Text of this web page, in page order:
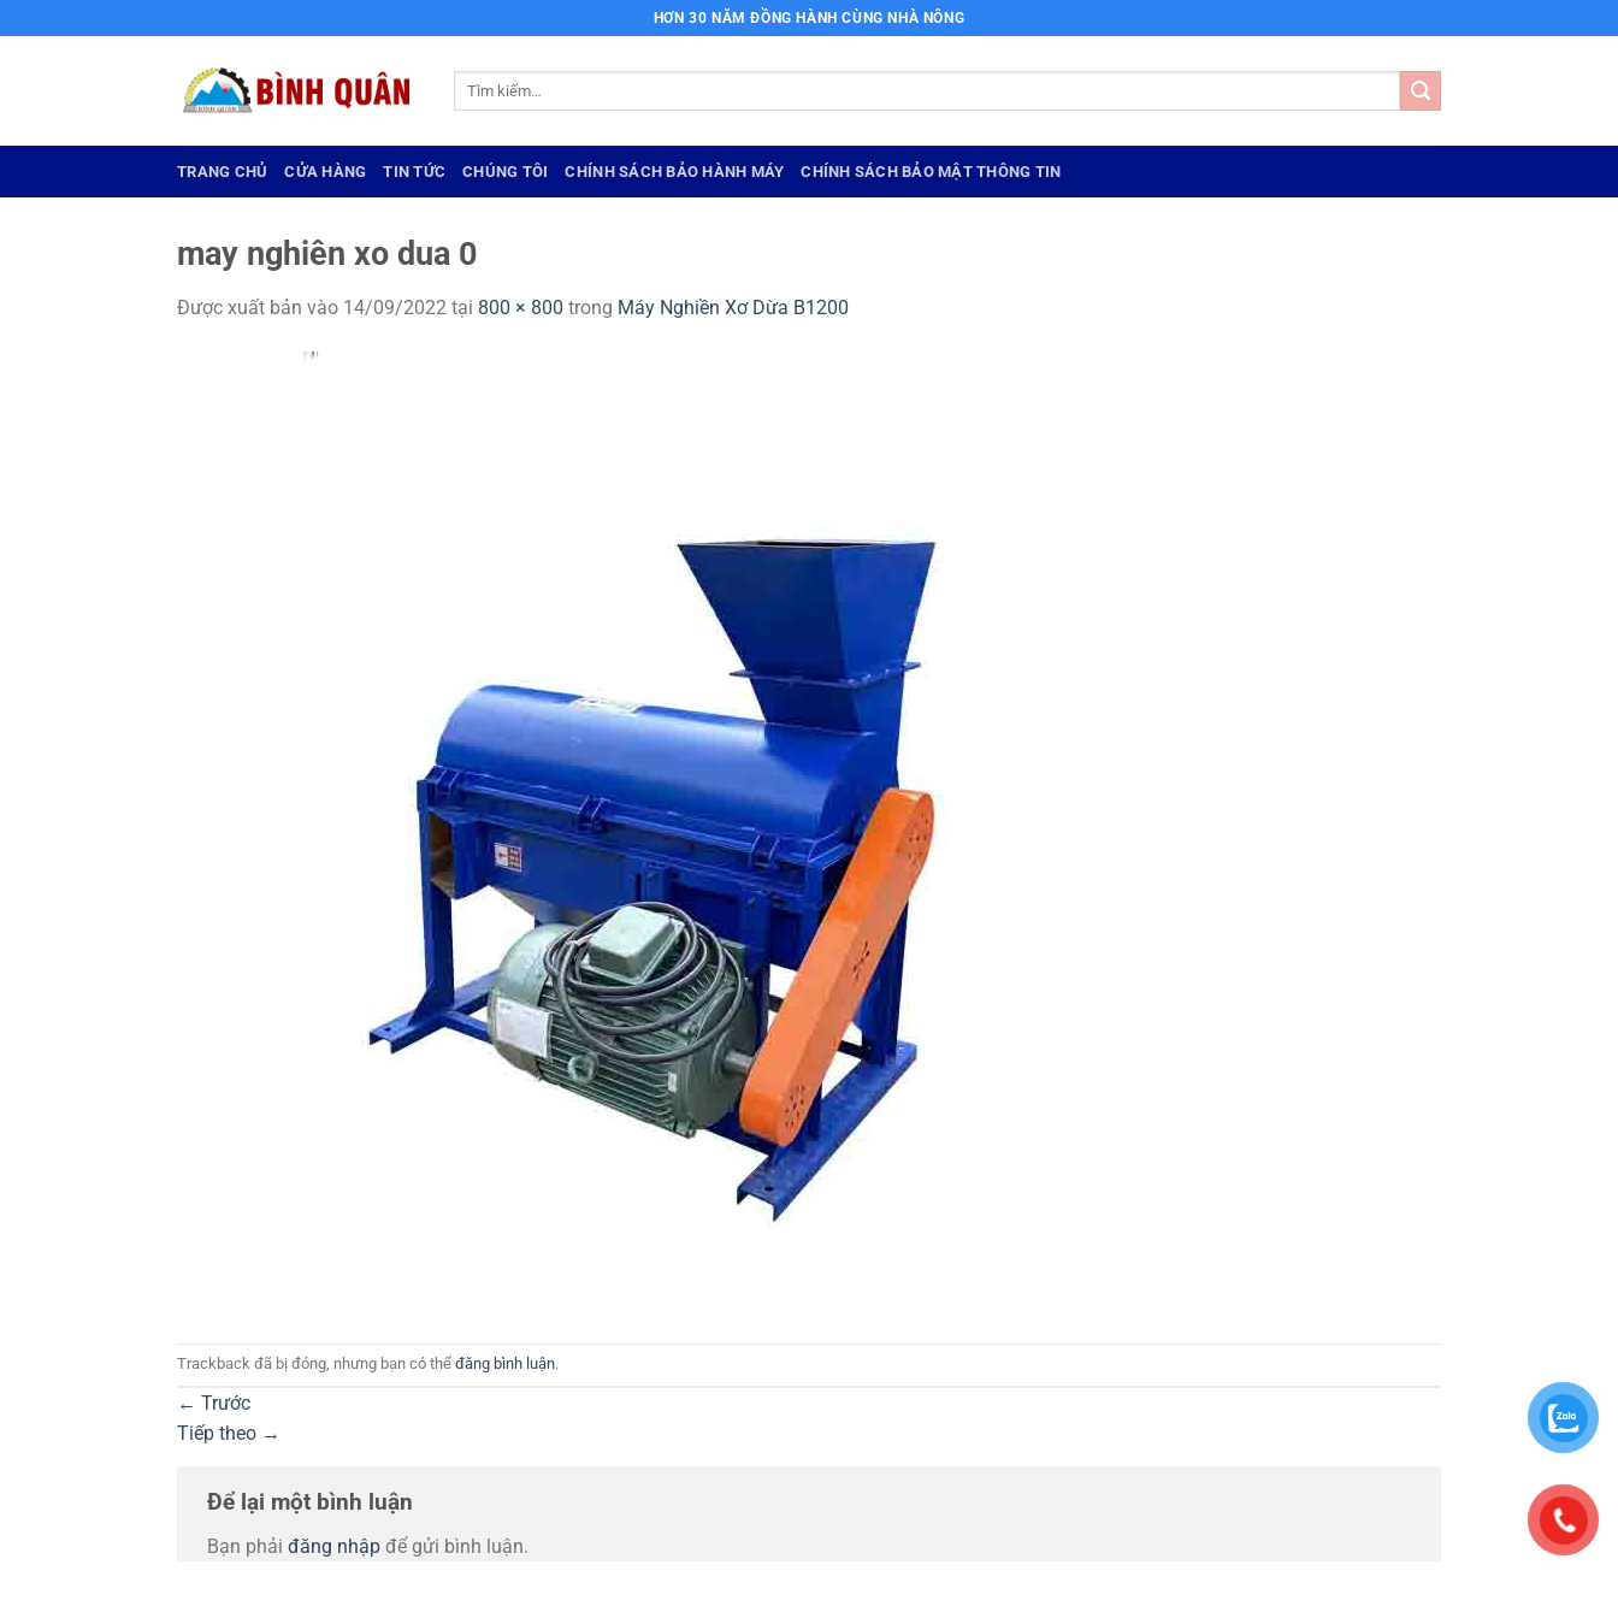
qua
HƠN 30 NĂM ĐỒNG HÀNH CÙNG NHÀ NÔNG
TRANG CHỦ CỬA HÀNG TIN TỨC CHÚNG TÔI CHÍNH SÁCH BẢO HÀNH MÁY CHÍNH SÁCH BẢO MẬT THÔNG TIN
may nghiên xo dua 0
Được xuất bản vào 14/09/2022 tại 800 × 800 trong Máy Nghiền Xơ Dừa B1200
Trackback đã bị đóng, nhưng bạn có thể đăng bình luận.
← Trước
Tiếp theo →
Để lại một bình luận
Bạn phải đăng nhập để gửi bình luận.